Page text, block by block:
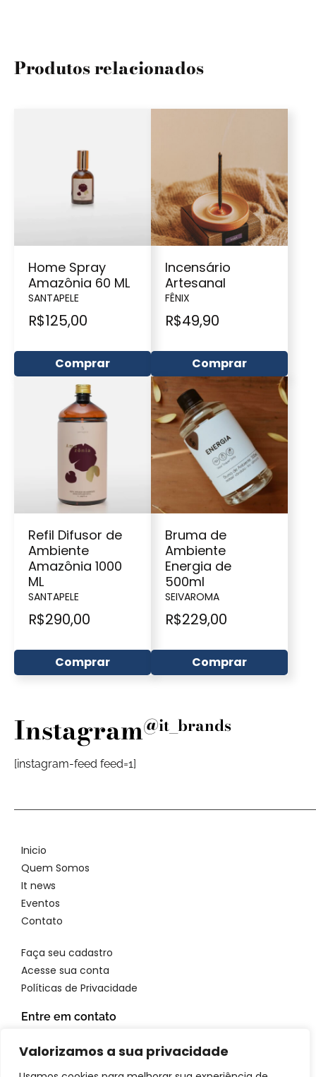
Valorizamos a sua privacidade
Produtos relacionados
Home Spray
Amazônia 60 ML
SANTAPELE
R$125,00
Comprar
Incensário
Artesanal
FÊNIX
R$49,90
Comprar
Refil Difusor de
Ambiente
Amazônia 1000
ML
SANTAPELE
R$290,00
Comprar
Bruma de
Ambiente
Energia de
500ml
SEIVAROMA
R$229,00
Comprar
Instagram@it_brands
[instagram-feed feed=1]
Inicio
Quem Somos
It news
Eventos
Contato
Faça seu cadastro
Acesse sua conta
Políticas de Privacidade
Entre em contato
Email: atendimento@itbrandsbr.com